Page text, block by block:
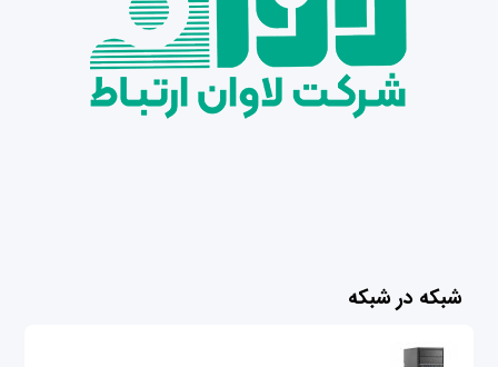
شبکه در شبکه